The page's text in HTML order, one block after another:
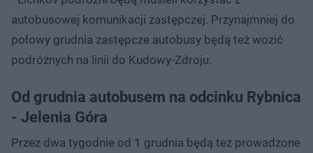
autobusowej komunikacji zastępczej. Przynajmniej do
połowy grudnia zastępcze autobusy będą też wozić
podróżnych na linii do Kudowy-Zdroju.
Od grudnia autobusem na odcinku Rybnica
- Jelenia Góra
Przez dwa tygodnie od 1 grudnia będą też prowadzone